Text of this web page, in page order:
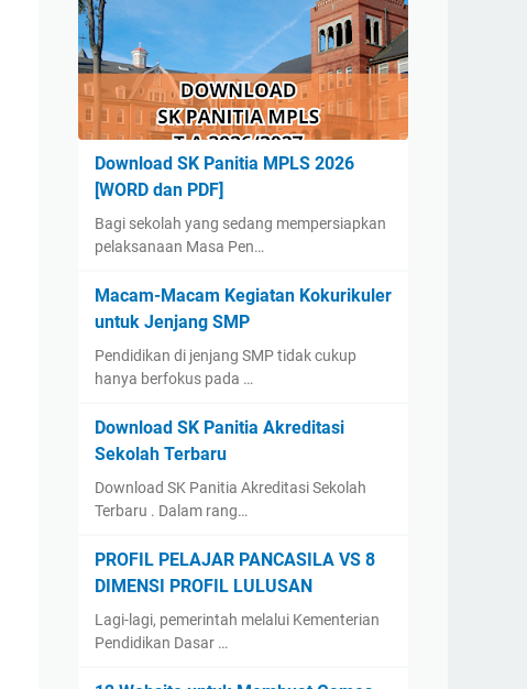
Download SK Panitia MPLS 2026
[WORD dan PDF]
Bagi sekolah yang sedang mempersiapkan
pelaksanaan Masa Pen…
Macam-Macam Kegiatan Kokurikuler
untuk Jenjang SMP
Pendidikan di jenjang SMP tidak cukup
hanya berfokus pada …
Download SK Panitia Akreditasi
Sekolah Terbaru
Download SK Panitia Akreditasi Sekolah
Terbaru . Dalam rang…
PROFIL PELAJAR PANCASILA VS 8
DIMENSI PROFIL LULUSAN
Lagi-lagi, pemerintah melalui Kementerian
Pendidikan Dasar …